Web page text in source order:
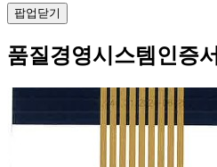
팝업닫기
품질경영시스템인증서